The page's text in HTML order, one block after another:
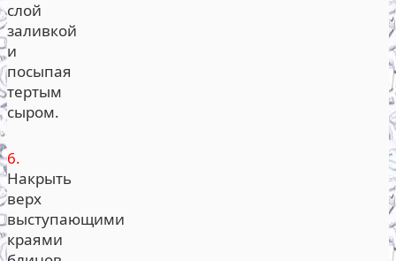
слой
заливкой
и
посыпая
тертым
сыром.
6.
Накрыть
верх
выступающими
краями